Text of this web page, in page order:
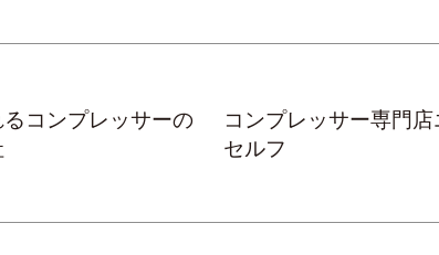
コンプレッサーの
コンプレッサー専門店
セルフ